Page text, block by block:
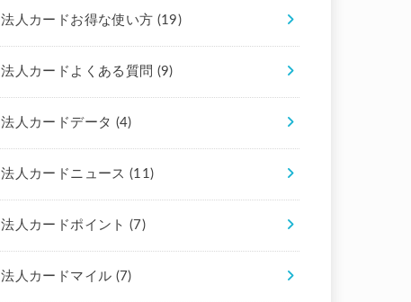
法人カードお得な使い方 (19)
法人カードよくある質問 (9)
法人カードデータ (4)
法人カードニュース (11)
法人カードポイント (7)
法人カードマイル (7)